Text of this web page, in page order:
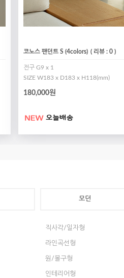
코노스 팬던트 S (4colors) ( 리뷰 : 0 )
전구 G9 x 1
SIZE W183 x D183 x H118(mm)
180,000원
모던
직사각/일자형
라인곡선형
원/볼구형
인테리어형